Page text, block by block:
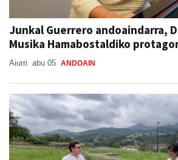
Junkal Guerrero andoaindarra,
Musika Hamabostaldiko
Aiurri abu 05 ANDOAIN